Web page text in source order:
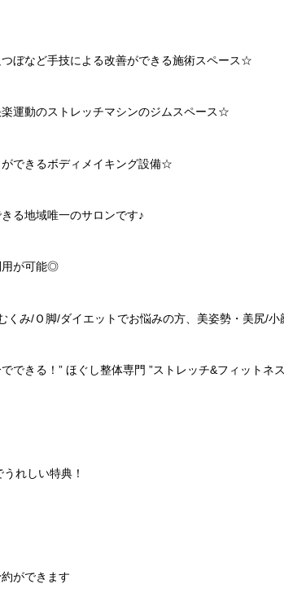
ぼなど手技による改善ができる施術スペース☆
運動のストレッチマシンのジムスペース☆
できるボディメイキング設備☆
る地域唯一のサロンです♪
用が可能◎
くみ/Ｏ脚/ダイエットでお悩みの方、美姿勢・美尻/
できる！” ほぐし整体専門 ”ストレッチ&フィットネ
れしい特典！
ができます